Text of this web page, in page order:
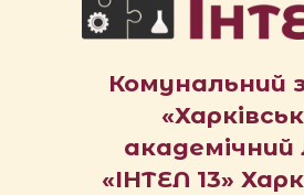
Комунальний
академічний
«ІНТЕЛ 13»